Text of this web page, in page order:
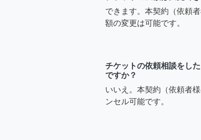
できます。本契約（依頼
額の変更は可能です。
チケットの依頼相談をし
ですか？
いいえ。本契約（依頼者
ンセル可能です。